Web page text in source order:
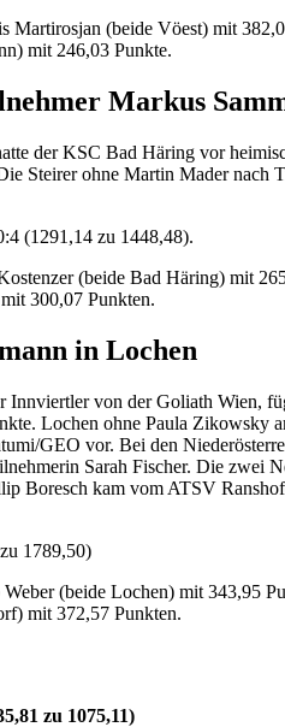
Martirosjan (beide Vöest) mit
mit 246,03 Punkte.
Markus
der KSC Bad Häring vor
Steirer ohne Martin Mader nach
(1291,14 zu 1448,48).
(beide Bad Häring) mit
300,07 Punkten.
in Lochen
von der Goliath Wien,
Lochen ohne Paula Zikowsky
GEO vor. Bei den
Sarah Fischer. Die zwei
Boresch kam vom ATSV
1789,50)
(beide Lochen) mit 343,95
mit 372,57 Punkten.
zu 1075,11)